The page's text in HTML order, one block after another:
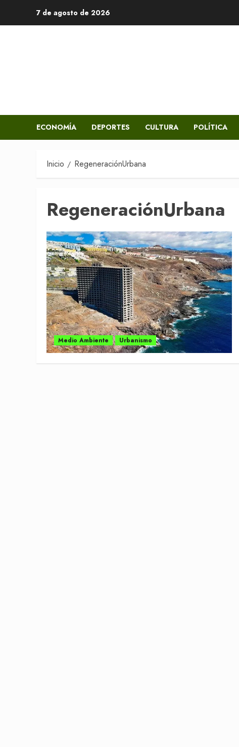
7 de agosto de 2026
ECONOMÍA DEPORTES CULTURA POLÍTICA
Inicio RegeneraciónUrbana
RegeneraciónUrbana
Medio Ambiente Urbanismo